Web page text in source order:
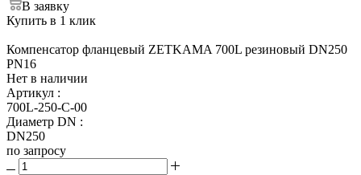
В заявку
Купить в 1 клик
Компенсатор фланцевый ZETKAMA 700L резиновый DN250
PN16
Нет в наличии
Артикул :
700L-250-С-00
Диаметр DN :
DN250
по запросу